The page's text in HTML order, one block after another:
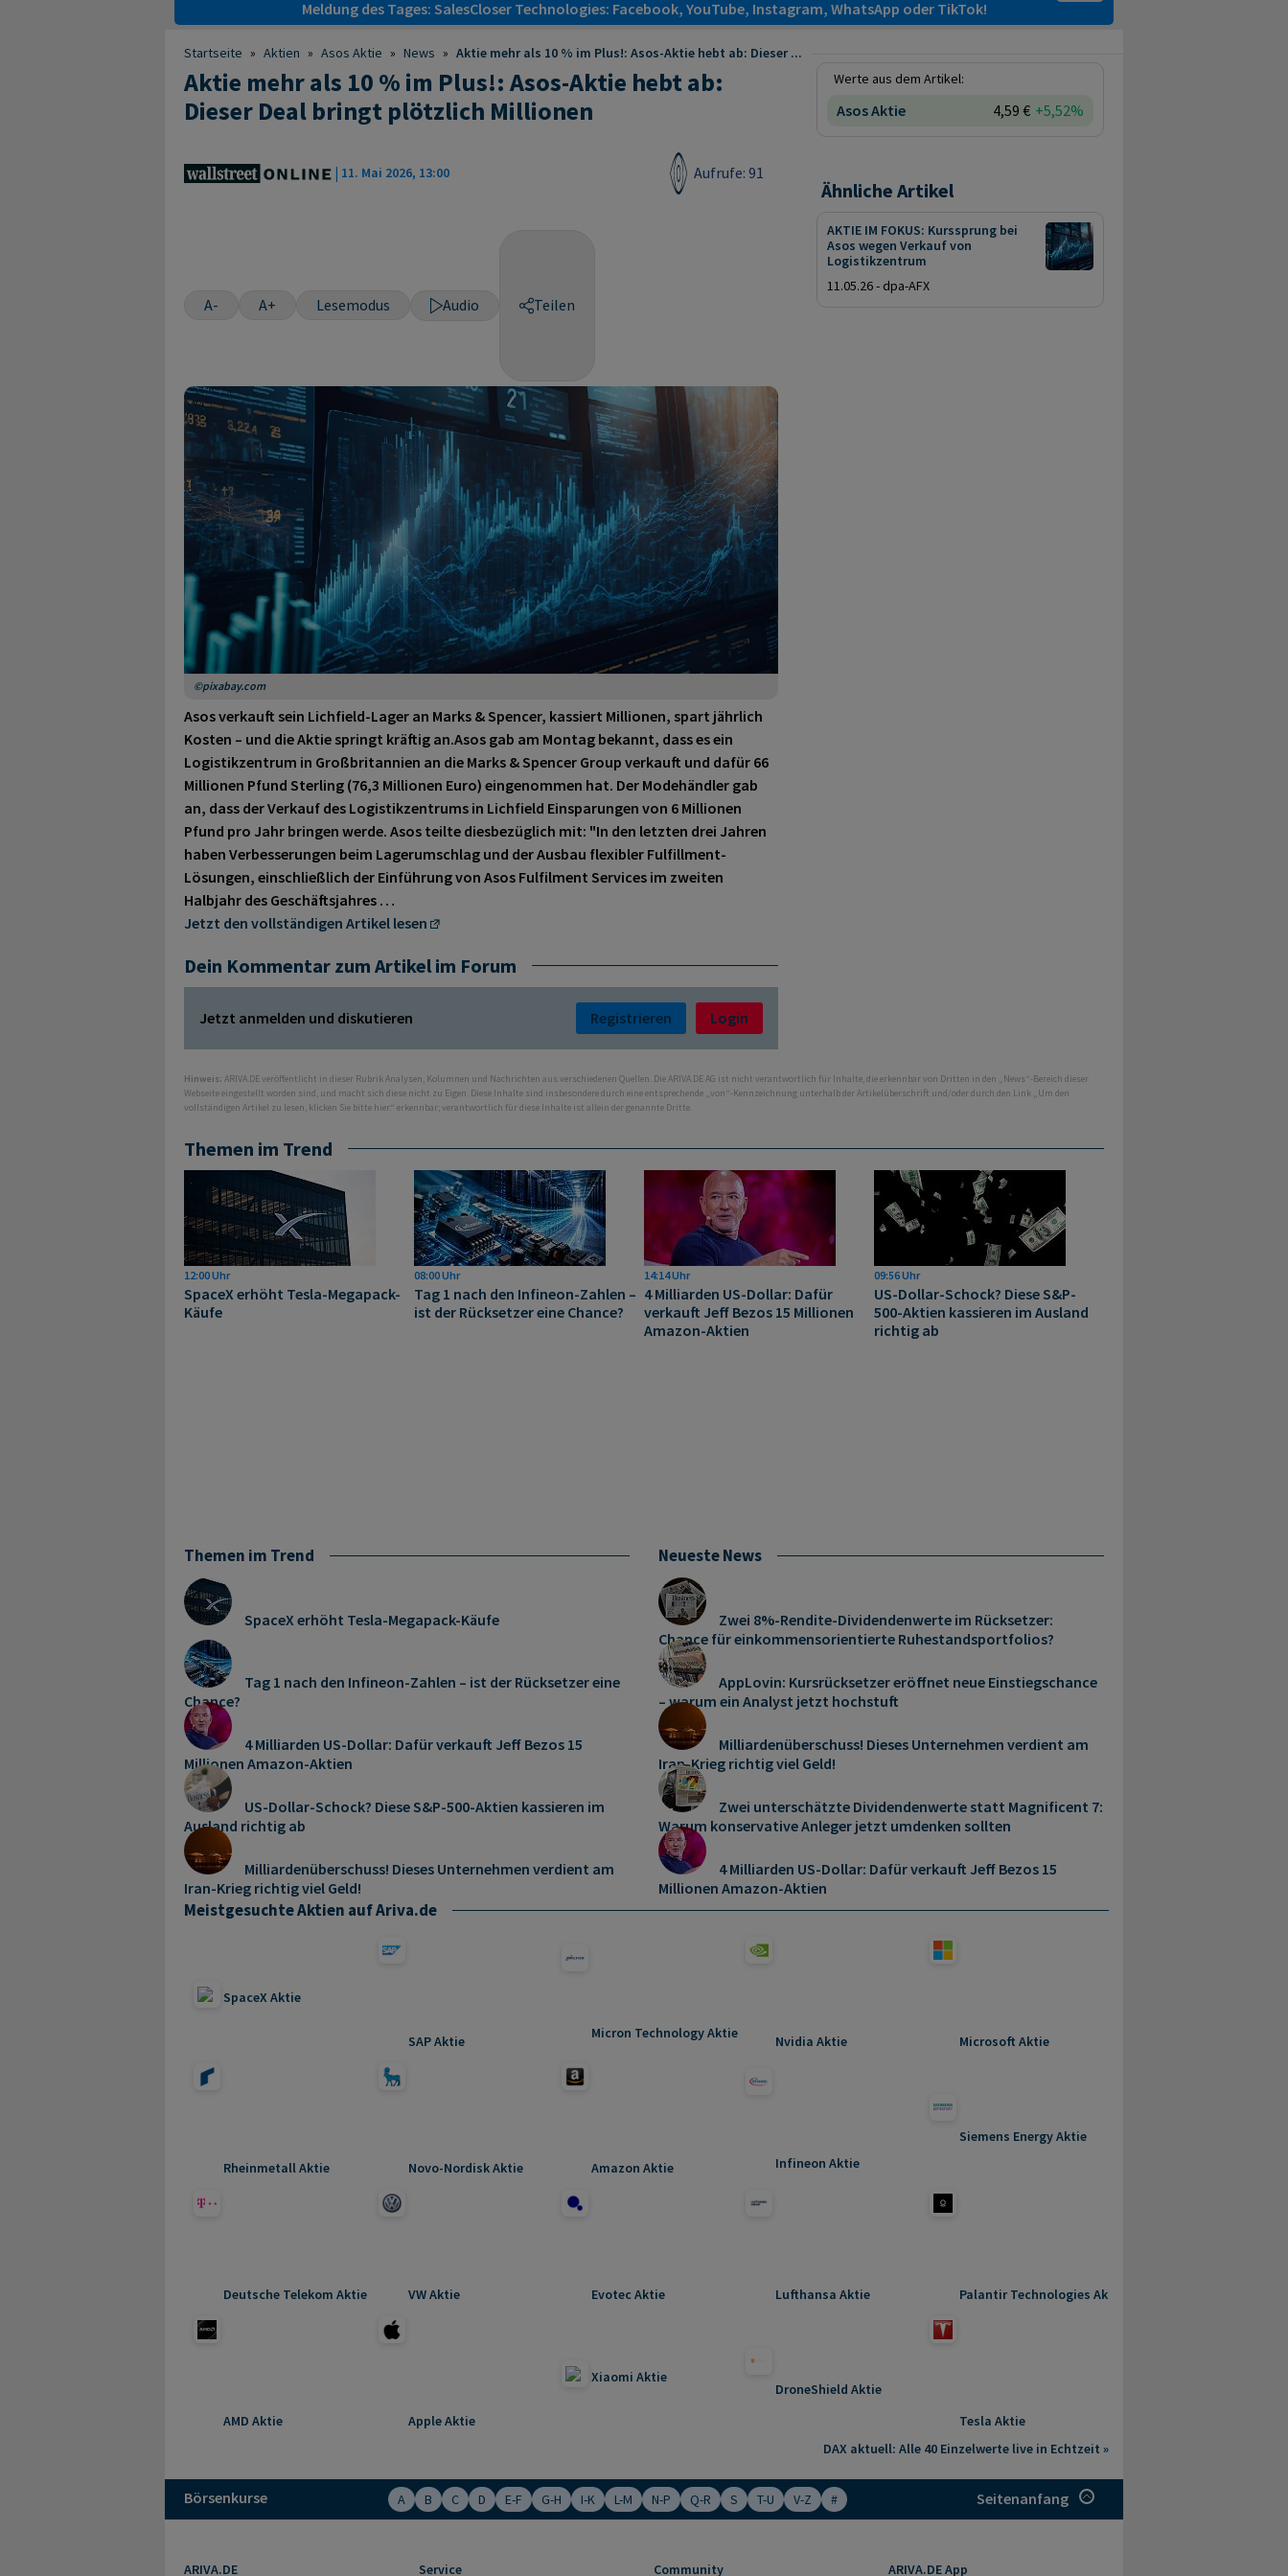
Meldung des Tages: SalesCloser Technologies: Facebook, YouTube, Instagram, WhatsApp oder TikTok!
Startseite » Aktien » Asos Aktie » News » Aktie mehr als 10 % im Plus!: Asos-Aktie hebt ab: Dieser ...
Aktie mehr als 10 % im Plus!: Asos-Aktie hebt ab:
Dieser Deal bringt plötzlich Millionen
| 11. Mai 2026, 13:00 Aufrufe: 91
A- A+ Lesemodus Audio Teilen
©pixabay.com
Asos verkauft sein Lichfield-Lager an Marks & Spencer, kassiert Millionen, spart jährlich
Kosten – und die Aktie springt kräftig an.Asos gab am Montag bekannt, dass es ein
Logistikzentrum in Großbritannien an die Marks & Spencer Group verkauft und dafür 66
Millionen Pfund Sterling (76,3 Millionen Euro) eingenommen hat. Der Modehändler gab
an, dass der Verkauf des Logistikzentrums in Lichfield Einsparungen von 6 Millionen
Pfund pro Jahr bringen werde. Asos teilte diesbezüglich mit: "In den letzten drei Jahren
haben Verbesserungen beim Lagerumschlag und der Ausbau flexibler Fulfillment-
Lösungen, einschließlich der Einführung von Asos Fulfilment Services im zweiten
Halbjahr des Geschäftsjahres …
Jetzt den vollständigen Artikel lesen
Dein Kommentar zum Artikel im Forum
Jetzt anmelden und diskutieren Registrieren Login
Werte aus dem Artikel:
Asos Aktie 4,59 € +5,52%
Ähnliche Artikel
AKTIE IM FOKUS: Kurssprung bei
Asos wegen Verkauf von
Logistikzentrum
11.05.26 - dpa-AFX
Hinweis: ARIVA.DE veröffentlicht in dieser Rubrik Analysen, Kolumnen und Nachrichten aus verschiedenen Quellen. Die ARIVA.DE AG ist nicht verantwortlich für Inhalte, die erkennbar von Dritten in den „News“-Bereich dieser
Webseite eingestellt worden sind, und macht sich diese nicht zu Eigen. Diese Inhalte sind insbesondere durch eine entsprechende „von“-Kennzeichnung unterhalb der Artikelüberschrift und/oder durch den Link „Um den
vollständigen Artikel zu lesen, klicken Sie bitte hier.“ erkennbar; verantwortlich für diese Inhalte ist allein der genannte Dritte.
Themen im Trend
12:00 Uhr
SpaceX erhöht Tesla-Megapack-
Käufe
08:00 Uhr
Tag 1 nach den Infineon-Zahlen –
ist der Rücksetzer eine Chance?
14:14 Uhr
4 Milliarden US-Dollar: Dafür
verkauft Jeff Bezos 15 Millionen
Amazon-Aktien
09:56 Uhr
US-Dollar-Schock? Diese S&P-
500-Aktien kassieren im Ausland
richtig ab
Themen im Trend
SpaceX erhöht Tesla-Megapack-Käufe
Tag 1 nach den Infineon-Zahlen – ist der Rücksetzer eine
Chance?
4 Milliarden US-Dollar: Dafür verkauft Jeff Bezos 15
Millionen Amazon-Aktien
US-Dollar-Schock? Diese S&P-500-Aktien kassieren im
Ausland richtig ab
Milliardenüberschuss! Dieses Unternehmen verdient am
Iran-Krieg richtig viel Geld!
Neueste News
Zwei 8%-Rendite-Dividendenwerte im Rücksetzer:
Chance für einkommensorientierte Ruhestandsportfolios?
AppLovin: Kursrücksetzer eröffnet neue Einstiegschance
– warum ein Analyst jetzt hochstuft
Milliardenüberschuss! Dieses Unternehmen verdient am
Iran-Krieg richtig viel Geld!
Zwei unterschätzte Dividendenwerte statt Magnificent 7:
Warum konservative Anleger jetzt umdenken sollten
4 Milliarden US-Dollar: Dafür verkauft Jeff Bezos 15
Millionen Amazon-Aktien
Meistgesuchte Aktien auf Ariva.de
SpaceX Aktie
SAP Aktie Micron Technology Aktie Nvidia Aktie Microsoft Aktie
Rheinmetall Aktie Novo-Nordisk Aktie Amazon Aktie Infineon Aktie
Siemens Energy Aktie
Deutsche Telekom Aktie VW Aktie Evotec Aktie Lufthansa Aktie Palantir Technologies Aktie
AMD Aktie Apple Aktie
Xiaomi Aktie
DroneShield Aktie
Tesla Aktie
DAX aktuell: Alle 40 Einzelwerte live in Echtzeit »
Börsenkurse A B C D E-F G-H I-K L-M N-P Q-R S T-U V-Z # Seitenanfang
ARIVA.DE Service Community ARIVA.DE App